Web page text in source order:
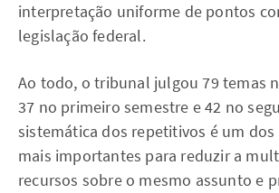
interpretação uniforme de pontos
legislação federal.
Ao todo, o tribunal julgou 79 temas
37 no primeiro semestre e 42 no
sistemática dos repetitivos é um
mais importantes para reduzir a
recursos sobre o mesmo assunto e